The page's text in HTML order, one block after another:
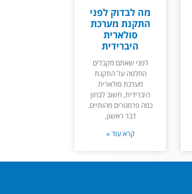
מה לבדוק לפני
התקנת מערכת
סולארית
היברידית
לפני שאתם מקבלים
החלטה על התקנת
מערכת סולארית
היברידית, חשוב לבחון
כמה פרמטרים מהותיים.
דבר ראשון,
קרא עוד »